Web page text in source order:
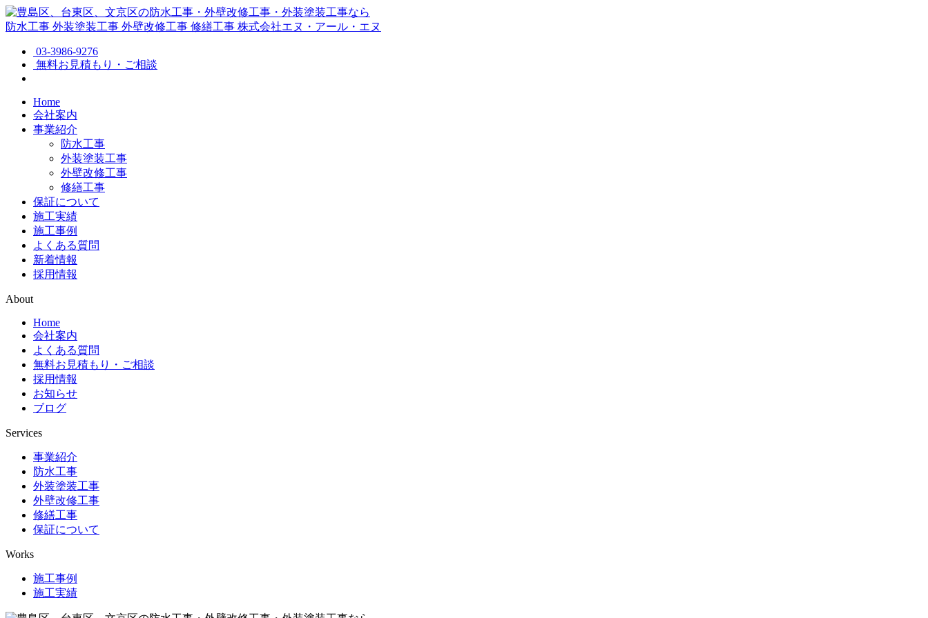
防水工事 外装塗装工事 外壁改修工事 修繕工事 株式会社エヌ・アール・エヌ
03-3986-9276
無料お見積もり・ご相談
Home
会社案内
事業紹介
防水工事
外装塗装工事
外壁改修工事
修繕工事
保証について
施工実績
施工事例
よくある質問
新着情報
採用情報
About
Home
会社案内
よくある質問
無料お見積もり・ご相談
採用情報
お知らせ
ブログ
Services
事業紹介
防水工事
外装塗装工事
外壁改修工事
修繕工事
保証について
Works
施工事例
施工実績